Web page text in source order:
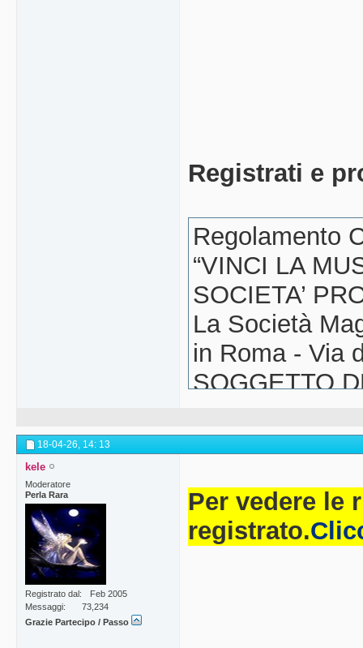
Registrati e
Regolamento
“VINCI LA
SOCIETA’
La Società
in Roma - Via
SOGGETTO
Vergata 434 –
La presente
pubblicizzare i
18-04-26, 14: 13
kele
Moderatore
Perla Rara
Registrato dal
Feb 2005
Messaggi
73,234
Grazie Partecipo / Passo
Per vedere le
registrato.